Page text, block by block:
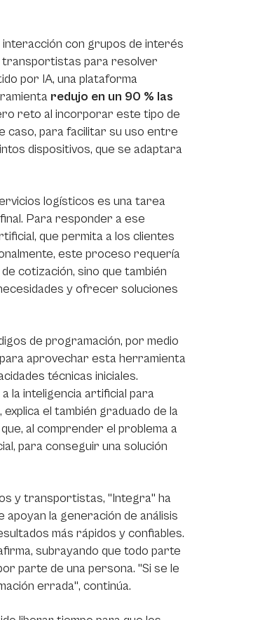
con grupos de interés
transportistas para resolver
por IA, una plataforma
redujo en un 90 % las
reto al incorporar este tipo de
caso, para facilitar su uso entre
dispositivos, que se adaptara
logísticos es una tarea
Para responder a ese
que permita a los clientes
este proceso requería
cotización, sino que también
y ofrecer soluciones
de programación, por medio
aprovechar esta herramienta
técnicas iniciales.
la inteligencia artificial para
el también graduado de la
al comprender el problema a
para conseguir una solución
y transportistas, "Integra" ha
la generación de análisis
más rápidos y confiables.
subrayando que todo parte
parte de una persona. "Si se le
errada", continúa.